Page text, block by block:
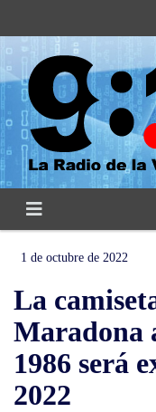
1 de octubre de 2022
La
Maradona
1986 será
2022